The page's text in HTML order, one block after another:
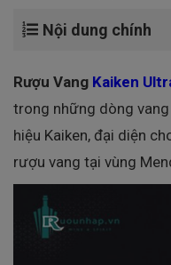
Nội dung chính
Rượu Vang Kaiken
trong những dòng
hiệu Kaiken, đại diện
rượu vang tại vùng